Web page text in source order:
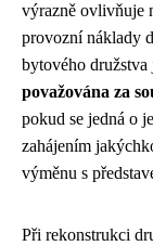
výrazně ovlivňuje
provozní náklady
bytového družstva
považována za
pokud se jedná o
zahájením
výměnu s
Při rekonstrukci